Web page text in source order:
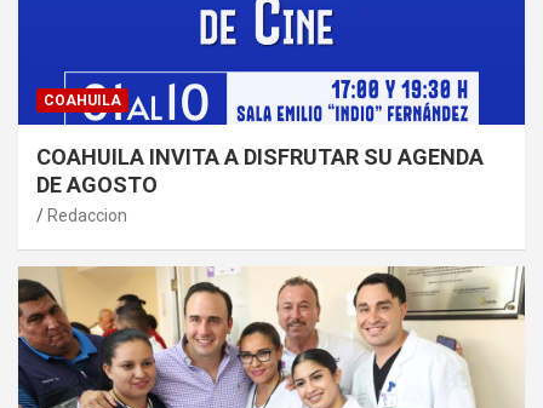
COAHUILA
COAHUILA INVITA A DISFRUTAR SU AGENDA
DE AGOSTO
Redaccion